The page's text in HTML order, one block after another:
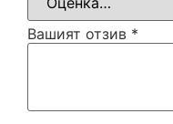
Вашият отзив *